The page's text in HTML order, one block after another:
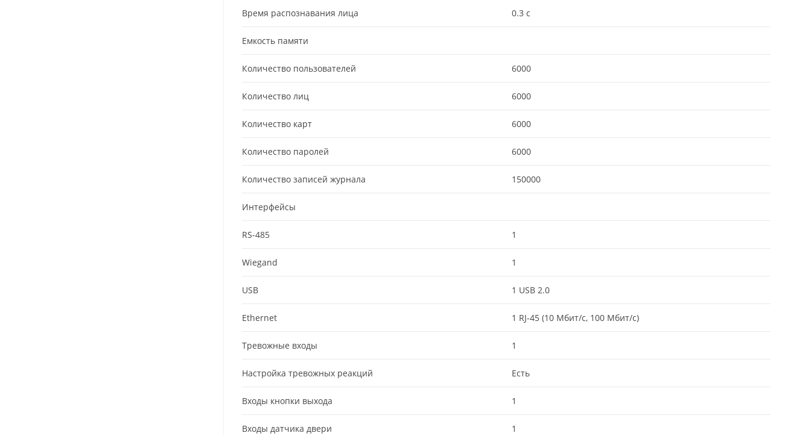
Время распознавания лица 0.3 c
Емкость памяти
Количество пользователей 6000
Количество лиц 6000
Количество карт 6000
Количество паролей 6000
Количество записей журнала 150000
Интерфейсы
RS-485 1
Wiegand 1
USB 1 USB 2.0
Ethernet 1 RJ-45 (10 Мбит/с, 100 Мбит/с)
Тревожные входы 1
Настройка тревожных реакций Есть
Входы кнопки выхода 1
Входы датчика двери 1